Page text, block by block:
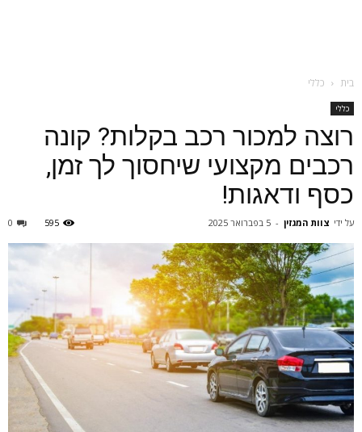
בית כללי
כללי
רוצה למכור רכב בקלות? קונה
רכבים מקצועי שיחסוך לך זמן,
כסף ודאגות!
על ידי צוות המגזין - 5 בפברואר 2025 0 595